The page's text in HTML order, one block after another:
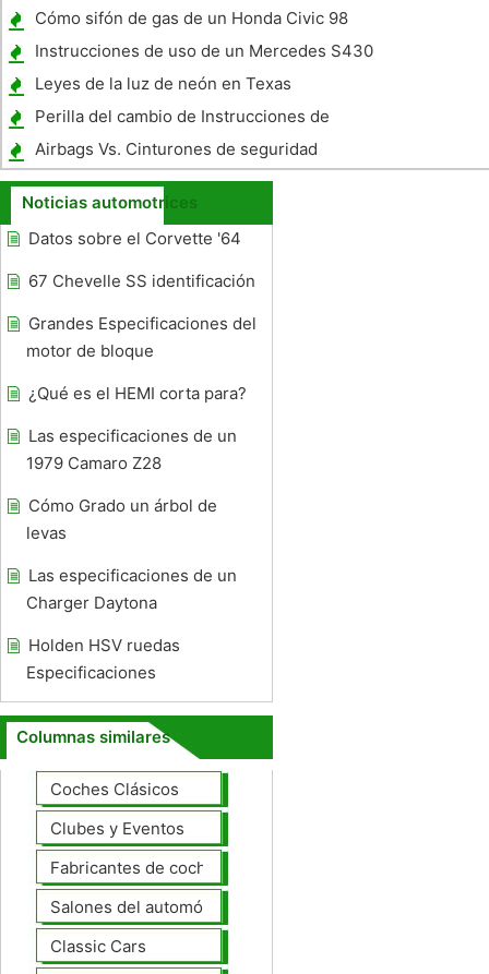
Toyota Celica 1993
Cómo sifón de gas de un Honda Civic 98
Instrucciones de uso de un Mercedes S430
Reproductor de CD
Leyes de la luz de neón en Texas
Perilla del cambio de Instrucciones de
eliminación
Airbags Vs. Cinturones de seguridad
Noticias automotrices
Datos sobre el Corvette '64
67 Chevelle SS identificación
Grandes Especificaciones del
motor de bloque
¿Qué es el HEMI corta para?
Las especificaciones de un
1979 Camaro Z28
Cómo Grado un árbol de
levas
Las especificaciones de un
Charger Daytona
Holden HSV ruedas
Especificaciones
Columnas similares
Coches Clásicos
Clubes y Eventos
Fabricantes de coches Modelos
Salones del automóvil
Classic Cars